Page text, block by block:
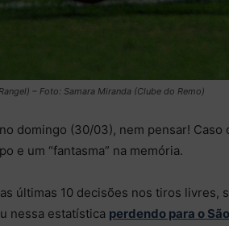
– Foto: Samara Miranda (Clube do Remo)
domingo (30/03), nem pensar!
e um “fantasma” na memória.
últimas 10 decisões nos tiros livres,
nessa estatística perdendo para o